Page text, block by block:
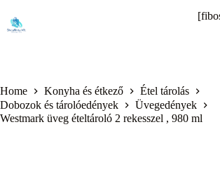
content
Home Konyha és étkező
Étel tárolás
Dobozok és tárolóedények
Üvegedények
Westmark üveg ételtároló 2 rekesszel , 980 ml